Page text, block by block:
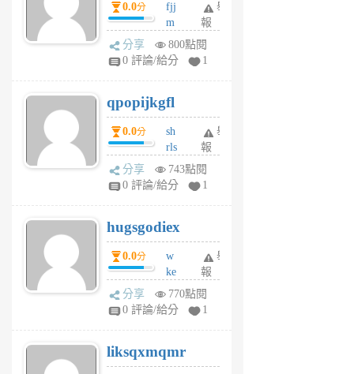
月
前
0.0分
fjj
m
w
rs
6
個
月
前
舉
報
分享
800點閱
0 評論/給分
1
qpopijkgfl
0.0分
sh
rls
k
m
6
個
月
前
舉
報
分享
743點閱
0 評論/給分
1
hugsgodiex
0.0分
w
ke
rv
pj
6
個
舉
報
分享
770點閱
0 評論/給分
1
liksqxmqmr